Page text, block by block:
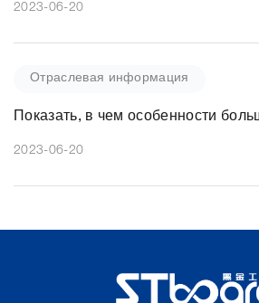
2023-06-20
Отраслевая информация
Показать, в чем особенности
2023-06-20